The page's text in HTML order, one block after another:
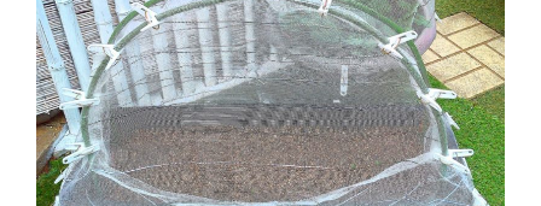
培
【水
や
り】
が
で
き